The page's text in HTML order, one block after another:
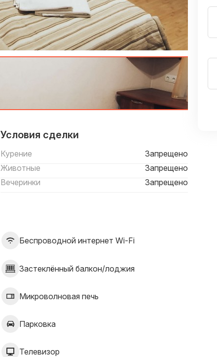
Условия сделки
Курение
Запрещено
Животные
Запрещено
Вечеринки
Запрещено
Беспроводной интернет Wi-Fi
Застеклённый балкон/лоджия
Микроволновая печь
Парковка
Телевизор